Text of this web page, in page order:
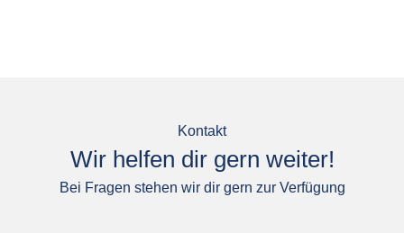
Kontakt
Wir helfen dir gern weiter!
Bei Fragen stehen wir dir gern zur Verfügung